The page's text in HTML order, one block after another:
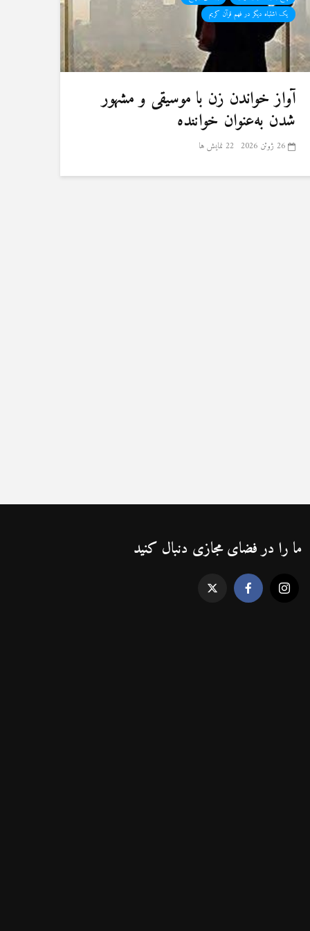
یک اشتباه دیگر در فهم قرآن کریم
آواز خواندن زن با موسیقی و مشهور
شدن به‌عنوان خواننده
26 ژوئن 2026 22 نمایش ها
ما را در فضای مجازی دنبال کنید